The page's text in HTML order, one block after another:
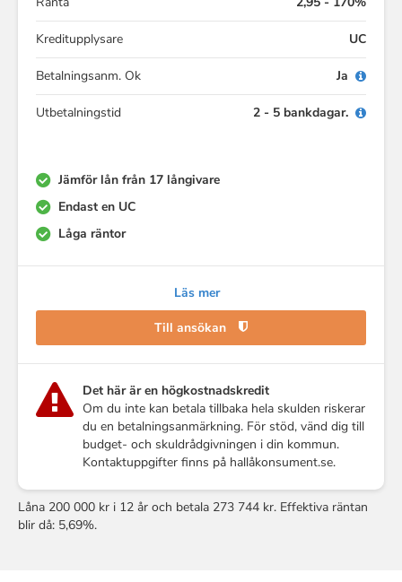
Kreditupplysare UC
Betalningsanm. Ok Ja
Utbetalningstid 2 - 5 bankdagar.
Jämför lån från 17 långivare
Endast en UC
Låga räntor
Läs mer
Till ansökan
Det här är en högkostnadskredit
Om du inte kan betala tillbaka hela skulden riskerar
du en betalningsanmärkning. För stöd, vänd dig till
budget- och skuldrådgivningen i din kommun.
Kontaktuppgifter finns på hallåkonsument.se.
Låna 200 000 kr i 12 år och betala 273 744 kr. Effektiva räntan
blir då: 5,69%.